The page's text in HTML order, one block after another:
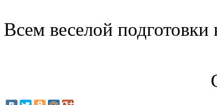
Всем веселой